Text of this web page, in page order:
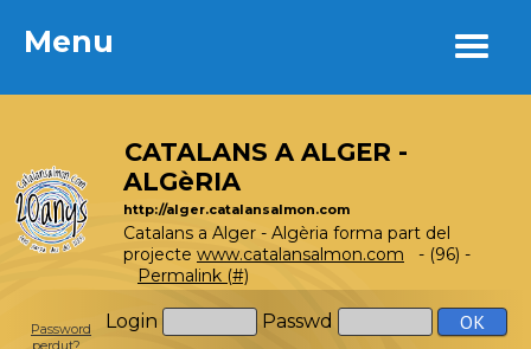
Menu
CATALANS A ALGER -
ALGèRIA
http://alger.catalansalmon.com
Catalans a Alger - Algèria forma part del
projecte www.catalansalmon.com - (96) -
Permalink (#)
Login Passwd
Password
perdut?
Menu